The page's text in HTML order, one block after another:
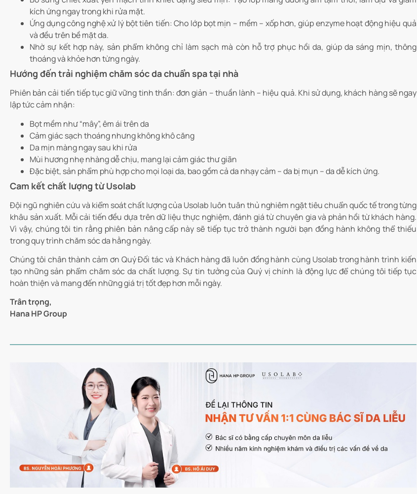
kích ứng ngay trong khi rửa mặt.
Ứng dụng công nghệ xử lý bột tiên tiến: Cho lớp bọt mịn – mềm – xốp hơn, giúp enzyme hoạt động hiệu quả
và đều trên bề mặt da.
Nhờ sự kết hợp này, sản phẩm không chỉ làm sạch mà còn hỗ trợ phục hồi da, giúp da sáng mịn, thông
thoáng và khỏe hơn từng ngày.
Hướng đến trải nghiệm chăm sóc da chuẩn spa tại nhà
Phiên bản cải tiến tiếp tục giữ vững tinh thần: đơn giản – thuần lành – hiệu quả. Khi sử dụng, khách hàng sẽ ngay
lập tức cảm nhận:
Bọt mềm như “mây”, êm ái trên da
Cảm giác sạch thoáng nhưng không khô căng
Da mịn màng ngay sau khi rửa
Mùi hương nhẹ nhàng dễ chịu, mang lại cảm giác thư giãn
Đặc biệt, sản phẩm phù hợp cho mọi loại da, bao gồm cả da nhạy cảm – da bị mụn – da dễ kích ứng.
Cam kết chất lượng từ Usolab
Đội ngũ nghiên cứu và kiểm soát chất lượng của Usolab luôn tuân thủ nghiêm ngặt tiêu chuẩn quốc tế trong từng
khâu sản xuất. Mỗi cải tiến đều dựa trên dữ liệu thực nghiệm, đánh giá từ chuyên gia và phản hồi từ khách hàng.
Vì vậy, chúng tôi tin rằng phiên bản nâng cấp này sẽ tiếp tục trở thành người bạn đồng hành không thể thiếu
trong quy trình chăm sóc da hằng ngày.
Chúng tôi chân thành cảm ơn Quý Đối tác và Khách hàng đã luôn đồng hành cùng Usolab trong hành trình kiến
tạo những sản phẩm chăm sóc da chất lượng. Sự tin tưởng của Quý vị chính là động lực để chúng tôi tiếp tục
hoàn thiện và mang đến những giá trị tốt đẹp hơn mỗi ngày.
Trân trọng,
Hana HP Group